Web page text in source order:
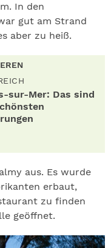
In den
gut am Strand
aber zu heiß.
sur-Mer: Das sind
aus. Es wurde
erbaut,
zu finden
geöffnet.